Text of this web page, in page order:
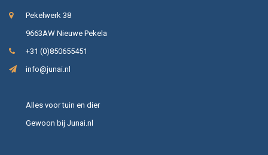
Pekelwerk 38
9663AW Nieuwe Pekela
+31 (0)850655451
info@junai.nl
Alles voor tuin en dier
Gewoon bij Junai.nl